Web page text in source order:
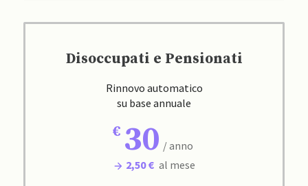
Disoccupati e Pensionati
Rinnovo automatico
su base annuale
30 / anno
2,50 € al mese